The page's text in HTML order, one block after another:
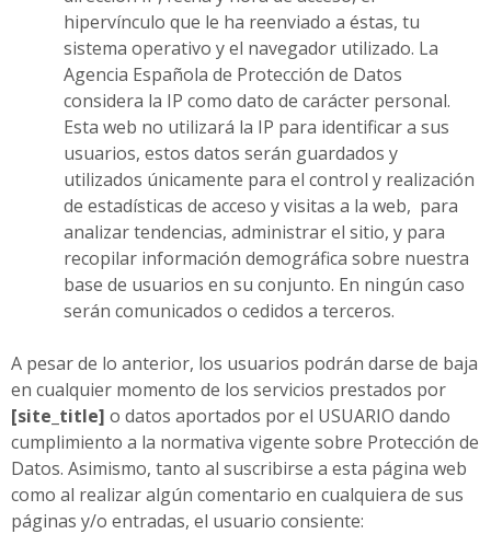
hipervínculo que le ha reenviado a éstas, tu
sistema operativo y el navegador utilizado. La
Agencia Española de Protección de Datos
considera la IP como dato de carácter personal.
Esta web no utilizará la IP para identificar a sus
usuarios, estos datos serán guardados y
utilizados únicamente para el control y realización
de estadísticas de acceso y visitas a la web, para
analizar tendencias, administrar el sitio, y para
recopilar información demográfica sobre nuestra
base de usuarios en su conjunto. En ningún caso
serán comunicados o cedidos a terceros.
A pesar de lo anterior, los usuarios podrán darse de baja
en cualquier momento de los servicios prestados por
[site_title] o datos aportados por el USUARIO dando
cumplimiento a la normativa vigente sobre Protección de
Datos. Asimismo, tanto al suscribirse a esta página web
como al realizar algún comentario en cualquiera de sus
páginas y/o entradas, el usuario consiente: